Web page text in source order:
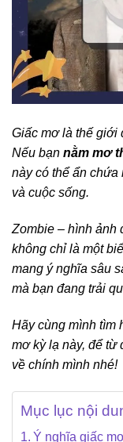
Giấc mơ là thế giới
Nếu bạn nằm mơ
này có thể ẩn chứa
và cuộc sống.
Zombie – hình ảnh
không chỉ là một
mang ý nghĩa sâu
mà bạn đang trải
Hãy cùng mình tìm
mơ kỳ lạ này, để từ
về chính mình nhé!
Mục lục nội
Ý nghĩa giấc